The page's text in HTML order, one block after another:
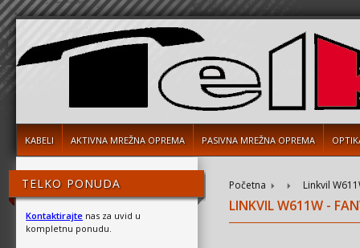
KABELI AKTIVNA MREŽNA OPREMA PASIVNA MREŽNA OPREMA
TELKO PONUDA
Kontaktirajte nas za uvid u
kompletnu ponudu.
Početna Linkvil
LINKVIL W611W -